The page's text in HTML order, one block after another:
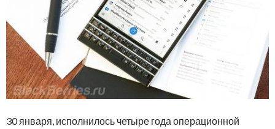
30 января, исполнилось четыре года операционной